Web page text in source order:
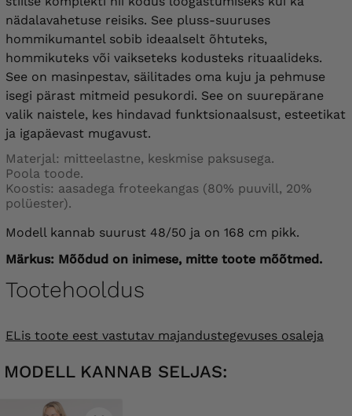
nädalavahetuse reisiks. See pluss-suuruses
hommikumantel sobib ideaalselt õhtuteks,
hommikuteks või vaikseteks kodusteks rituaalideks.
See on masinpestav, säilitades oma kuju ja pehmuse
isegi pärast mitmeid pesukordi. See on suurepärane
valik naistele, kes hindavad funktsionaalsust, esteetikat
ja igapäevast mugavust.
Materjal: mitteelastne, keskmise paksusega.
Poola toode.
Koostis: aasadega froteekangas (80% puuvill, 20%
polüester).
Modell kannab suurust 48/50 ja on 168 cm pikk.
Märkus: Mõõdud on inimese, mitte toote mõõtmed.
Tootehooldus
ELis toote eest vastutav majandustegevuses osaleja
MODELL KANNAB SELJAS: